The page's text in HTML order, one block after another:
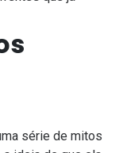
série de mitos